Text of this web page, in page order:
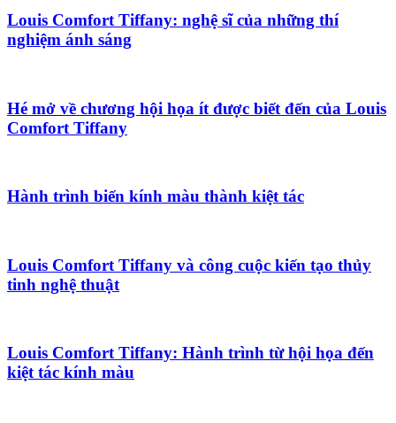
Louis Comfort Tiffany: nghệ sĩ của những thí
nghiệm ánh sáng
Hé mở về chương hội họa ít được biết đến của Louis
Comfort Tiffany
Hành trình biến kính màu thành kiệt tác
Louis Comfort Tiffany và công cuộc kiến tạo thủy
tinh nghệ thuật
Louis Comfort Tiffany: Hành trình từ hội họa đến
kiệt tác kính màu